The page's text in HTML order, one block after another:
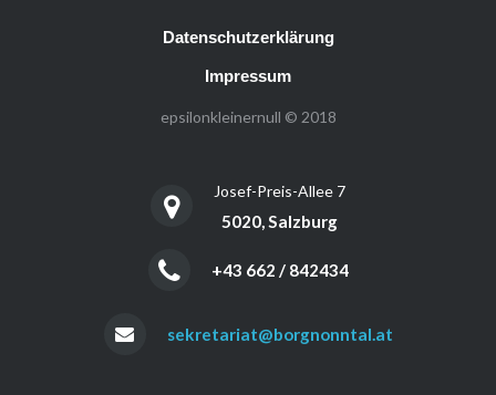
Datenschutzerklärung
Impressum
epsilonkleinernull © 2018
Josef-Preis-Allee 7
5020, Salzburg
+43 662 / 842434
sekretariat@borgnonntal.at